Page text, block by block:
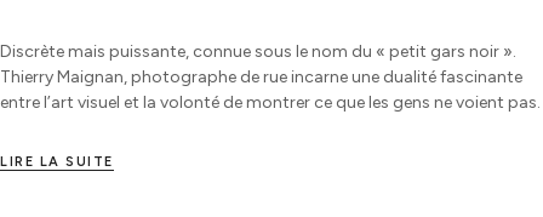
Discrète mais puissante, connue sous le nom du « petit gars noir ».
Thierry Maignan, photographe de rue incarne une dualité fascinante
entre l’art visuel et la volonté de montrer ce que les gens ne voient pas.
LIRE LA SUITE